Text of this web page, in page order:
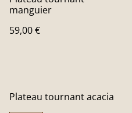
manguier
59,00 €
Plateau tournant acacia